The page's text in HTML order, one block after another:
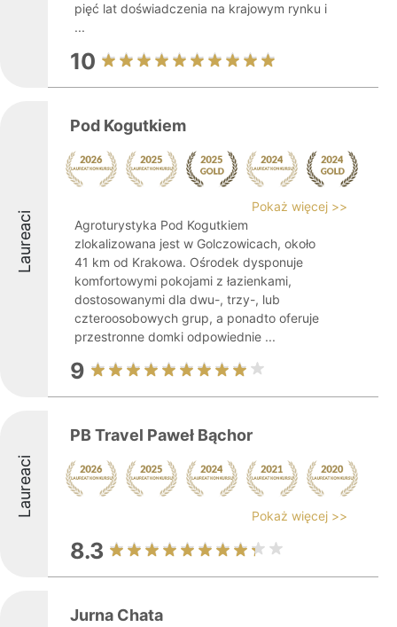
pięć lat doświadczenia na krajowym rynku i
...
10
Laureaci
Pod Kogutkiem
Pokaż więcej >>
Agroturystyka Pod Kogutkiem
zlokalizowana jest w Golczowicach, około
41 km od Krakowa. Ośrodek dysponuje
komfortowymi pokojami z łazienkami,
dostosowanymi dla dwu-, trzy-, lub
czteroosobowych grup, a ponadto oferuje
przestronne domki odpowiednie ...
9
Laureaci
PB Travel Paweł Bąchor
Pokaż więcej >>
8.3
Jurna Chata